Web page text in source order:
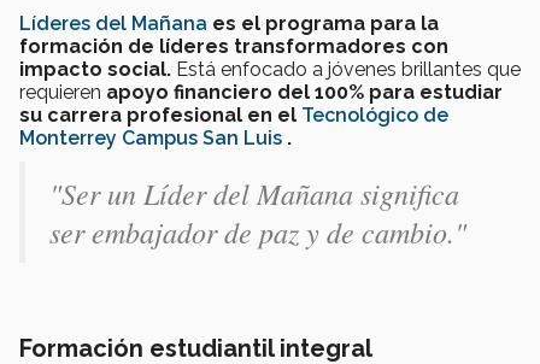
Líderes del Mañana es el programa para la
formación de líderes transformadores con
impacto social. Está enfocado a jóvenes brillantes que
requieren apoyo financiero del 100% para estudiar
su carrera profesional en el Tecnológico de
Monterrey Campus San Luis .
"Ser un Líder del Mañana significa
ser embajador de paz y de cambio."
Formación estudiantil integral